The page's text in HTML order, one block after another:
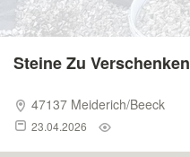
Steine Zu Verschenken
47137 Meiderich/Beeck
23.04.2026